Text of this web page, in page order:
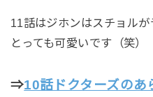
11話はジホンはスチョル
とっても可愛いです（笑）
⇒10話ドクターズのあ